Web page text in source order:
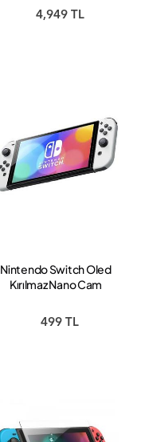
4,949 TL
Nintendo Switch Oled
Kırılmaz Nano Cam
499 TL